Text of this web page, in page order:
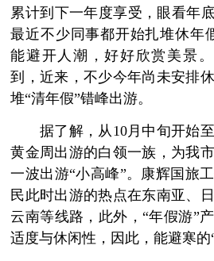
累计到下一年度享受，眼看年
最近不少同事都开始扎堆休年
能避开人潮，好好欣赏美景
到，近来，不少今年尚未安排
堆“清年假”错峰出游。
据了解，从10月中旬开始至
黄金周出游的白领一族，为我
一波出游“小高峰”。康辉国旅
民此时出游的热点在东南亚、
云南等线路，此外，“年假游”
适度与休闲性，因此，能避寒的